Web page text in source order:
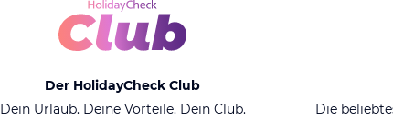
Der HolidayCheck Club
Dein Urlaub. Deine Vorteile. Dein Club.
Die